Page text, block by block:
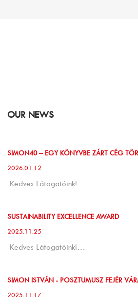
OUR NEWS
SIMON40 – EGY KÖNYVBE ZÁRT CÉG
2026.01.12
Kedves Látogatóink!…
SUSTAINABILITY EXCELLENCE AWARD
2025.11.25
Kedves Látogatóink!…
SIMON ISTVÁN - POSZTUMUSZ FEJÉR
2025.11.17